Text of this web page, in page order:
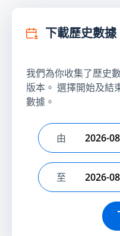
下載歷史數據
我們為你收集了歷史
版本。 選擇開始及結
數據。
選擇開始日期
由
選擇結束日期
至